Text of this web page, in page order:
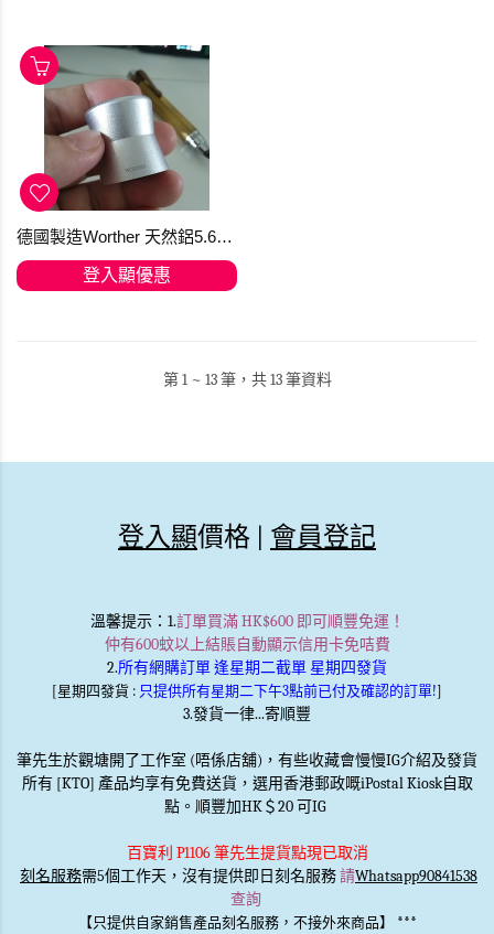
德國製造Worther 天然鋁5.6mm 鉛筆座筆刨
登入顯優惠
第 1 ~ 13 筆，共 13 筆資料
登入顯價格 | 會員登記
溫馨提示：1.訂單買滿 HK$600 即可順豐免運！
仲有600蚊以上結賬自動顯示信用卡免咭費
2.所有網購訂單 逢星期二截單 星期四發貨
[星期四發貨 : 只提供所有星期二下午3點前已付及確認的訂單!]
3.發貨一律...寄順豐
筆先生於觀塘開了工作室 (唔係店舖)，有些收藏會慢慢IG介紹及發貨
所有 [KTO] 產品均享有免費送貨，選用香港郵政嘅iPostal Kiosk自取
點。順豐加HK＄20 可IG
百寶利 P1106 筆先生提貨點現已取消
刻名服務需5個工作天，沒有提供即日刻名服務請Whatsapp90841538
查詢
【只提供自家銷售產品刻名服務，不接外來商品】 ***